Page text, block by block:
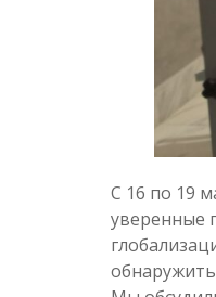
С 16 по 19
уверенные